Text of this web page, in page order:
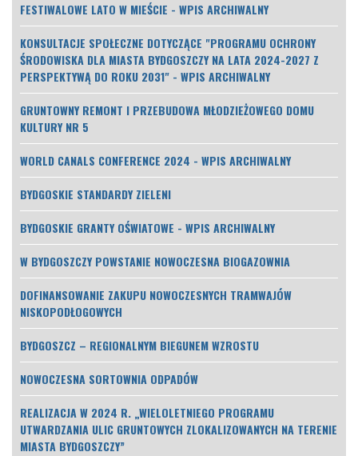
FESTIWALOWE LATO W MIEŚCIE - WPIS ARCHIWALNY
KONSULTACJE SPOŁECZNE DOTYCZĄCE "PROGRAMU OCHRONY
ŚRODOWISKA DLA MIASTA BYDGOSZCZY NA LATA 2024-2027 Z
PERSPEKTYWĄ DO ROKU 2031" - WPIS ARCHIWALNY
GRUNTOWNY REMONT I PRZEBUDOWA MŁODZIEŻOWEGO DOMU
KULTURY NR 5
WORLD CANALS CONFERENCE 2024 - WPIS ARCHIWALNY
BYDGOSKIE STANDARDY ZIELENI
BYDGOSKIE GRANTY OŚWIATOWE - WPIS ARCHIWALNY
W BYDGOSZCZY POWSTANIE NOWOCZESNA BIOGAZOWNIA
DOFINANSOWANIE ZAKUPU NOWOCZESNYCH TRAMWAJÓW
NISKOPODŁOGOWYCH
BYDGOSZCZ – REGIONALNYM BIEGUNEM WZROSTU
NOWOCZESNA SORTOWNIA ODPADÓW
REALIZACJA W 2024 R. „WIELOLETNIEGO PROGRAMU
UTWARDZANIA ULIC GRUNTOWYCH ZLOKALIZOWANYCH NA TERENIE
MIASTA BYDGOSZCZY”